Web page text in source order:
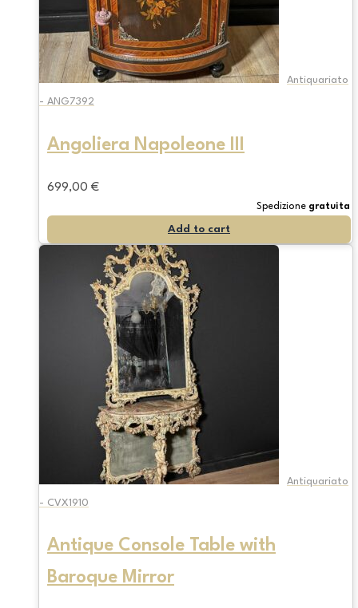
Antiquariato
- ANG7392
Angoliera Napoleone III
699,00 €
Spedizione gratuita
Add to cart
Antiquariato
- CVX1910
Antique Console Table with
Baroque Mirror